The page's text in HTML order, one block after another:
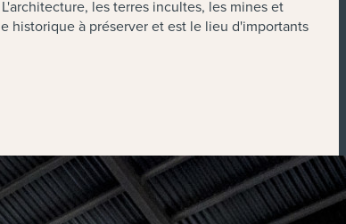
les terres incultes, les mines et
historique à préserver et est le lieu d'importants